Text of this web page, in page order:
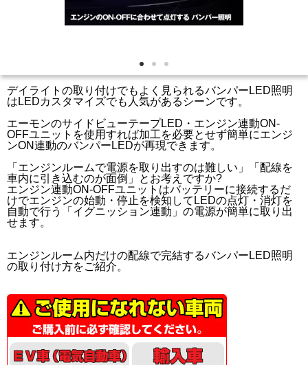
デイライトの取り付けでもよく見られるバンパーLED照明
はLEDカスタマイズでも人気があるシーンです。
エーモンのサイドビューテープLED・エンジン連動ON-
OFFユニットを使用すれば加工を必要とせず簡単にエンジ
ンON連動のバンパーLEDが再現できます。
「エンジンルームで電源を取り出すのは難しい」「配線を
車内に引き込むのが面倒」とお考えですか?
エンジン連動ON-OFFユニットはバッテリーに接続するだ
けでエンジンの始動・停止を検知してLEDの点灯・消灯を
自動で行う「イグニッション連動」の電源が簡単に取り出
せます。
エンジンルーム内だけの配線で完結するバンパーLED照明
の取り付け方をご紹介。